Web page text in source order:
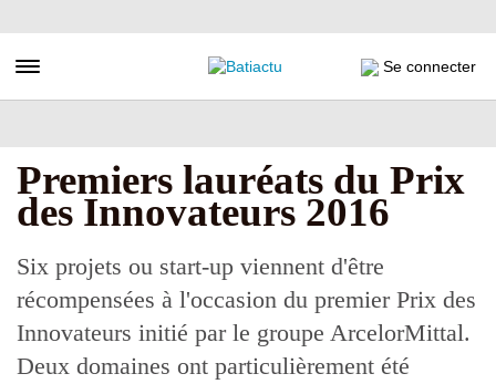
au
principal
Toggle navigation Se connecter
Premiers lauréats du Prix
des Innovateurs 2016
Six projets ou start-up viennent d'être
récompensées à l'occasion du premier Prix des
Innovateurs initié par le groupe ArcelorMittal.
Deux domaines ont particulièrement été